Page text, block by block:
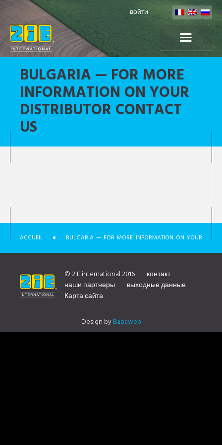
войти
BULGARIA — FOR MORE
INFORMATION ON YOUR
DISTRIBUTOR CONTACT
US
ACCUEIL BULGARIA — FOR MORE INFORMATION ON YOUR
© 2iE international 2016
контакт
наши партнеры
выходные данные
Карта сайта
Design byBabaweb